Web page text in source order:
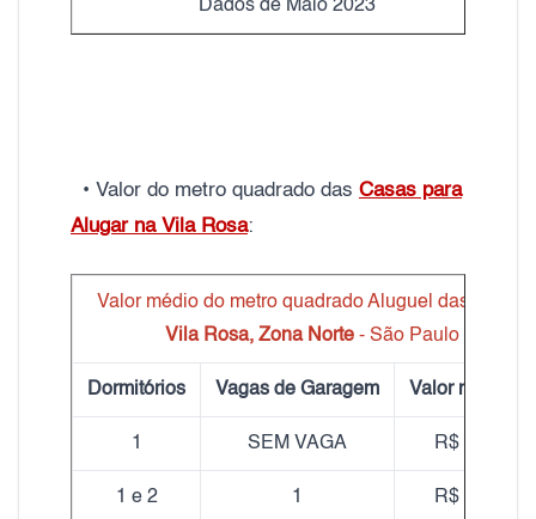
Dados de Maio 2023
• Valor do metro quadrado das Casas para
Alugar na Vila Rosa:
Valor médio do metro quadrado Aluguel das Casas
Vila Rosa, Zona Norte - São Paulo
Dormitórios Vagas de Garagem Valor médio m²
1 SEM VAGA R$ 15,00
1 e 2 1 R$ 16,70